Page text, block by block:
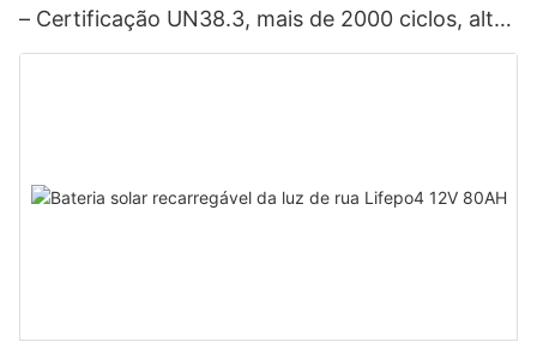
– Certificação UN38.3, mais de 2000 ciclos, alta
potência para veículos elétricos, sistemas